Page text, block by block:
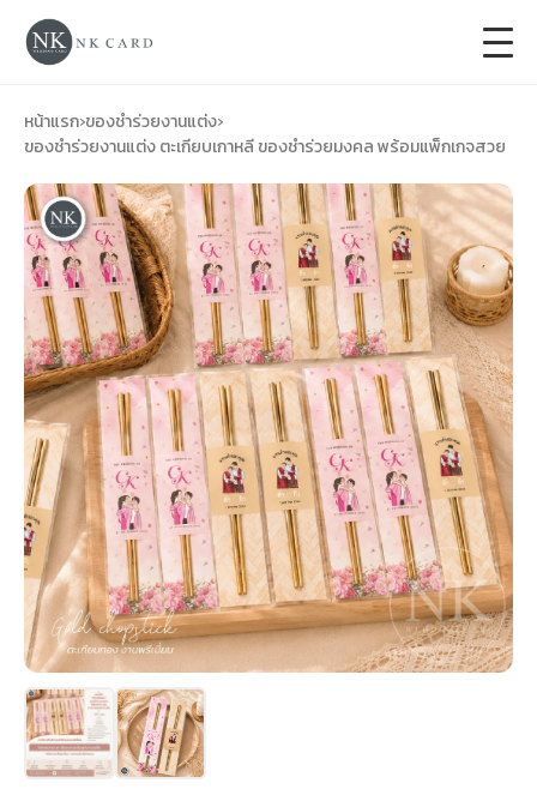
การ์ดแต่งงาน
ของชำร่วยงานแต่ง +
ของรับไหว้ +
ป้ายของชำร่วยงานแต่ง +
การ์ดงานบวช
การ์ดขึ้นบ้านใหม่
ซองเปล่า
รับพิมพ์หน้าซอง +
Wax Seal Sticker | สติกเกอร์ตราครั่งปิดซอง
การ์ดแต่งงานออนไลน์
รีวิว
หน้าแรก›ของชำร่วยงานแต่ง›
ของชำร่วยงานแต่ง ตะเกียบเกาหลี ของชำร่วยมงคล พร้อมแพ็กเกจสวย